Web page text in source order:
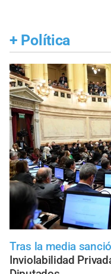
+ Política
Tras la media
Inviolabilidad